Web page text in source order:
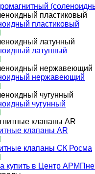
пластиковый
латунный
нержавеющий
чугунный
клапаны AR
клапаны СК Росма